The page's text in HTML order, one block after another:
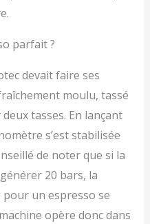
parfait ?
devait faire ses
moulu, tassé
tasses. En lançant
s’est stabilisée
de noter que si la
20 bars, la
pour un espresso se
opère donc dans